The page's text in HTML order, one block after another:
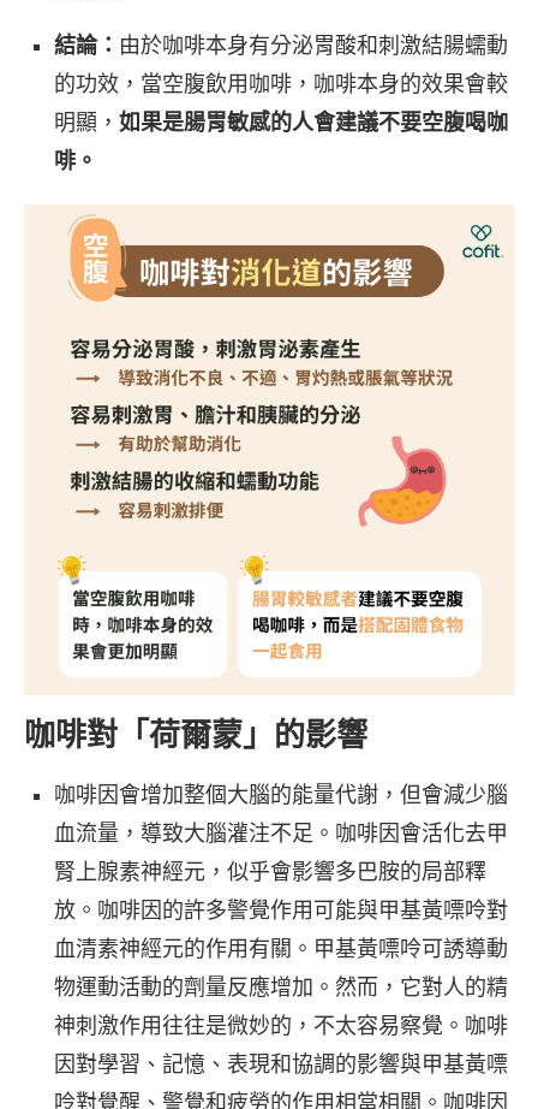
結論： 由於咖啡本身有分泌胃酸和刺激結腸蠕動
的功效，當空腹飲用咖啡，咖啡本身的效果會較
明顯， 如果是腸胃敏感的人會建議不要空腹喝咖
啡。
咖啡對「荷爾蒙」的影響
咖啡因會增加整個大腦的能量代謝，但會減少腦
血流量，導致大腦灌注不足。咖啡因會活化去甲
腎上腺素神經元，似乎會影響多巴胺的局部釋
放。咖啡因的許多警覺作用可能與甲基黃嘌呤對
血清素神經元的作用有關。甲基黃嘌呤可誘導動
物運動活動的劑量反應增加。然而，它對人的精
神刺激作用往往是微妙的，不太容易察覺。咖啡
因對學習、記憶、表現和協調的影響與甲基黃嘌
呤對覺醒、警覺和疲勞的作用相當相關。咖啡因